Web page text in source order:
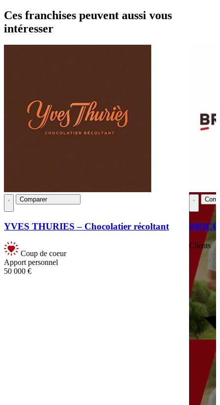
Ces franchises peuvent aussi vous
intéresser
Comparer
YVES THURIES – Chocolatier récoltant
Coup de coeur
Apport personnel
50 000 €
Clients